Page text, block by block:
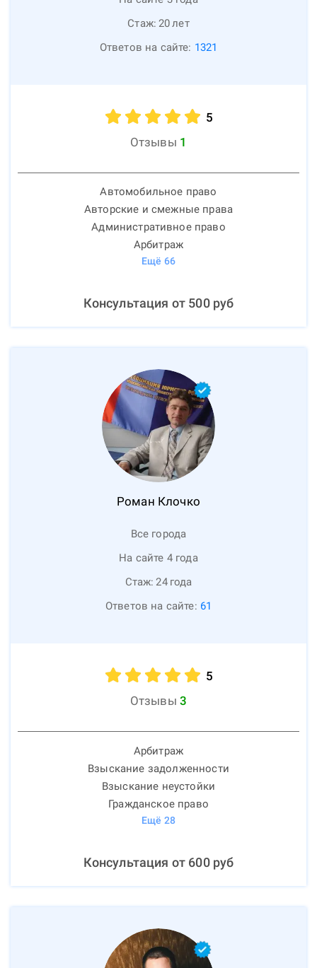
Стаж: 20лет
Ответов на сайте: 1321
5
Отзывы 1
Автомобильное право
Авторские и смежные права
Административное право
Арбитраж
Ещё 66
Консультация от 500руб
Роман Клочко
Все города
На сайте 4 года
Стаж: 24 года
Ответов на сайте: 61
5
Отзывы 3
Арбитраж
Взыскание задолженности
Взыскание неустойки
Гражданское право
Ещё 28
Консультация от 600руб